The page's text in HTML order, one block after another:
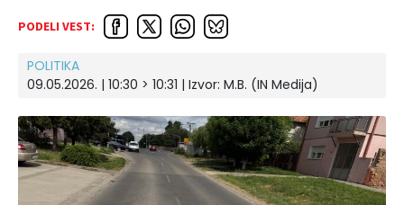
PODELI VEST:
POLITIKA
09.05.2026. | 10:30 > 10:31 | Izvor: M.B. (IN Medija)